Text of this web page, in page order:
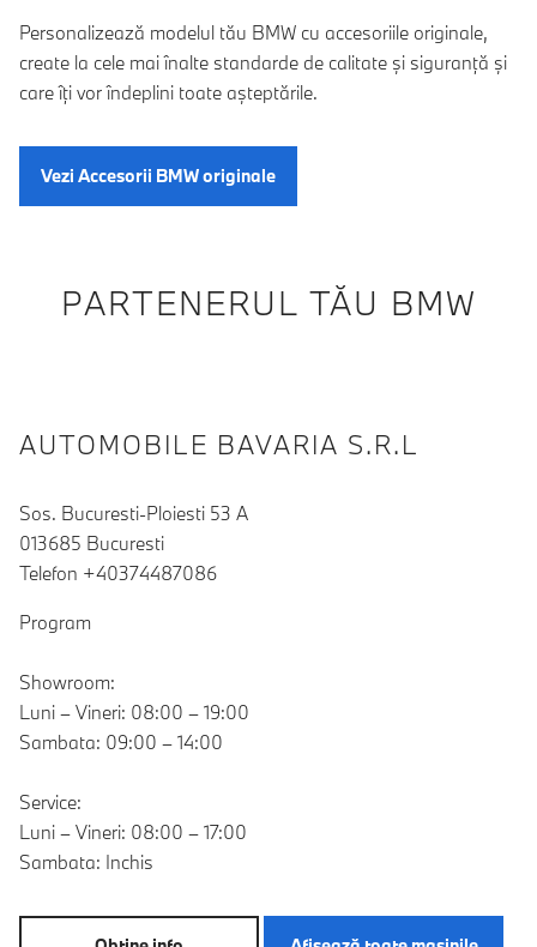
Personalizează modelul tău BMW cu accesoriile originale,
create la cele mai înalte standarde de calitate şi siguranţă şi
care îţi vor îndeplini toate aşteptările.
Vezi Accesorii BMW originale
PARTENERUL TĂU BMW
AUTOMOBILE BAVARIA S.R.L
Sos. Bucuresti-Ploiesti 53 A
013685 Bucuresti
Telefon +40374487086
Program
Showroom:
Luni – Vineri: 08:00 – 19:00
Sambata: 09:00 – 14:00
Service:
Luni – Vineri: 08:00 – 17:00
Sambata: Inchis